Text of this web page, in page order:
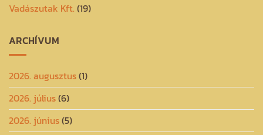
Vadászutak Kft. (19)
ARCHÍVUM
2026. augusztus(1)
2026. július(6)
2026. június(5)